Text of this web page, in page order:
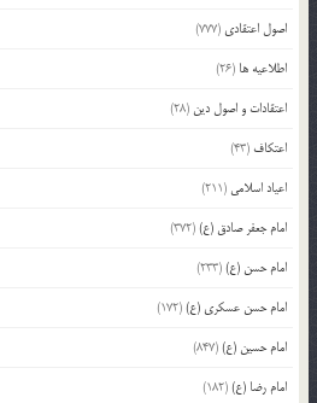
اصول اعتقادی (777)
اطلاعیه ها (26)
اعتقادات و اصول دین (28)
اعتکاف (43)
اعیاد اسلامی (211)
امام جعفر صادق (ع)(372)
امام حسن (ع)(233)
امام حسن عسکری (ع)(172)
امام حسین (ع)(847)
امام رضا (ع)(182)